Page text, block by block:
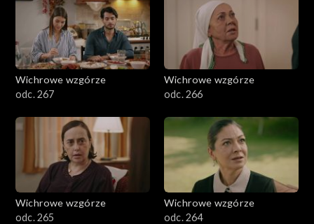
Wichrowe wzgórze
odc. 267
Wichrowe wzgórze
odc. 266
Wichrowe wzgórze
odc. 265
Wichrowe wzgórze
odc. 264